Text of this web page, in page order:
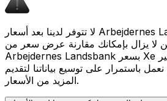
لا تتوفر لدينا بعد أسعار Arbejdernes Landsbank لهذا الزوج من
لا يزال بإمكانك مقارنة عرض سعر من
Arbejdernes Landsbank بسعر Xe المباشر لمعرفة التوفير
باستمرار على توسيع بياناتنا لتقديم
المزيد من الأسعار.